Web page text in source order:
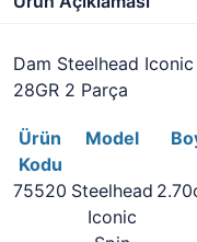
Dam Steelhead
28GR 2 Parça
Ürün
Kodu
Model
75520 Steelhead
Iconic